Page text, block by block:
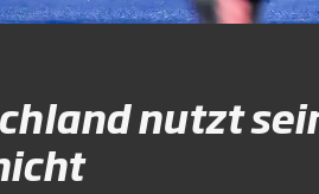
nutzt